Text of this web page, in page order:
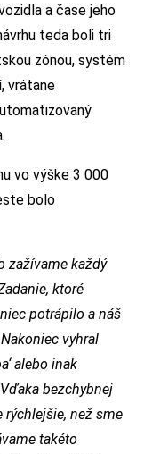
a čase jeho
teda boli tri
zónou, systém
vrátane
vo výške 3 000
bolo
zažívame každý
ktoré
potrápilo a náš
vyhral
alebo inak
bezchybnej
než sme
takéto